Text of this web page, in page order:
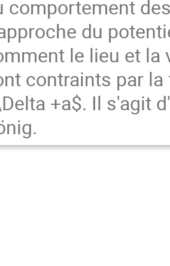
comportement
du
le lieu et
contraints par
+a$. Il s'agit